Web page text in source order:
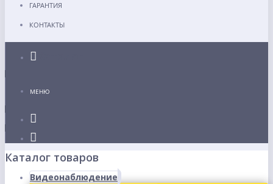
ГАРАНТИЯ
КОНТАКТЫ
МЕНЮ
Каталог товаров
Видеонаблюдение